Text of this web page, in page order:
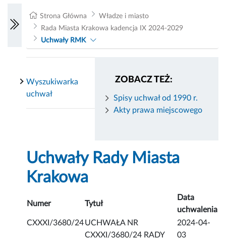
Strona Główna
Władze i miasto
Rada Miasta Krakowa kadencja IX 2024-2029
Uchwały RMK
ZOBACZ TEŻ:
Spisy uchwał od 1990 r.
Akty prawa miejscowego
Wyszukiwarka
uchwał
Uchwały Rady Miasta
Krakowa
Numer Tytuł
Data
uchwalenia
CXXXI/3680/24UCHWAŁA NR
CXXXI/3680/24 RADY
2024-04-
03